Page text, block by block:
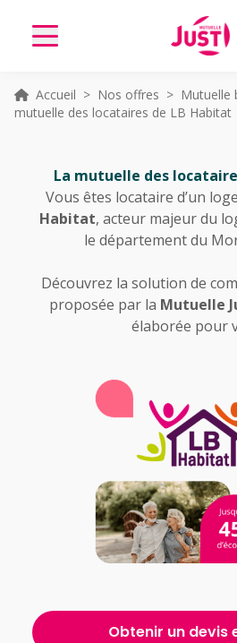
Accueil > Nos offres > Mutuelle
mutuelle des locataires de LB Habitat
La mutuelle des
Vous êtes locataire d’un
Habitat, acteur majeur du
le département du
Découvrez la solution de
proposée par la Mutuelle
élaborée pour
Obtenir un devis